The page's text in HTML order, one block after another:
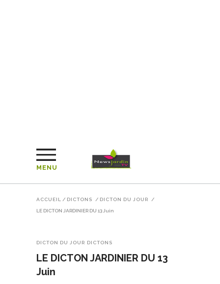
MENU
ACCUEIL / DICTONS / DICTON DU JOUR /
LE DICTON JARDINIER DU 13 Juin
DICTON DU JOUR DICTONS
LE DICTON JARDINIER DU 13
Juin